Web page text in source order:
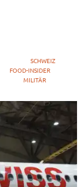
SCHWEIZ
FOOD-INSIDER
MILITÄR